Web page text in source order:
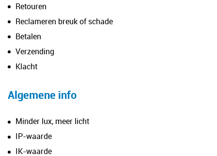
Retouren
Reclameren breuk of schade
Betalen
Verzending
Klacht
Algemene info
Minder lux, meer licht
IP-waarde
IK-waarde